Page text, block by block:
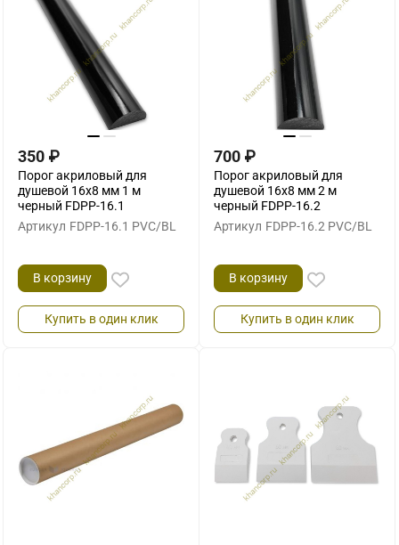
350 ₽
Порог акриловый для
душевой 16х8 мм 1 м
черный FDPP-16.1
Артикул FDPP-16.1 PVC/BL
В корзину
Купить в один клик
700 ₽
Порог акриловый для
душевой 16х8 мм 2 м
черный FDPP-16.2
Артикул FDPP-16.2 PVC/BL
В корзину
Купить в один клик